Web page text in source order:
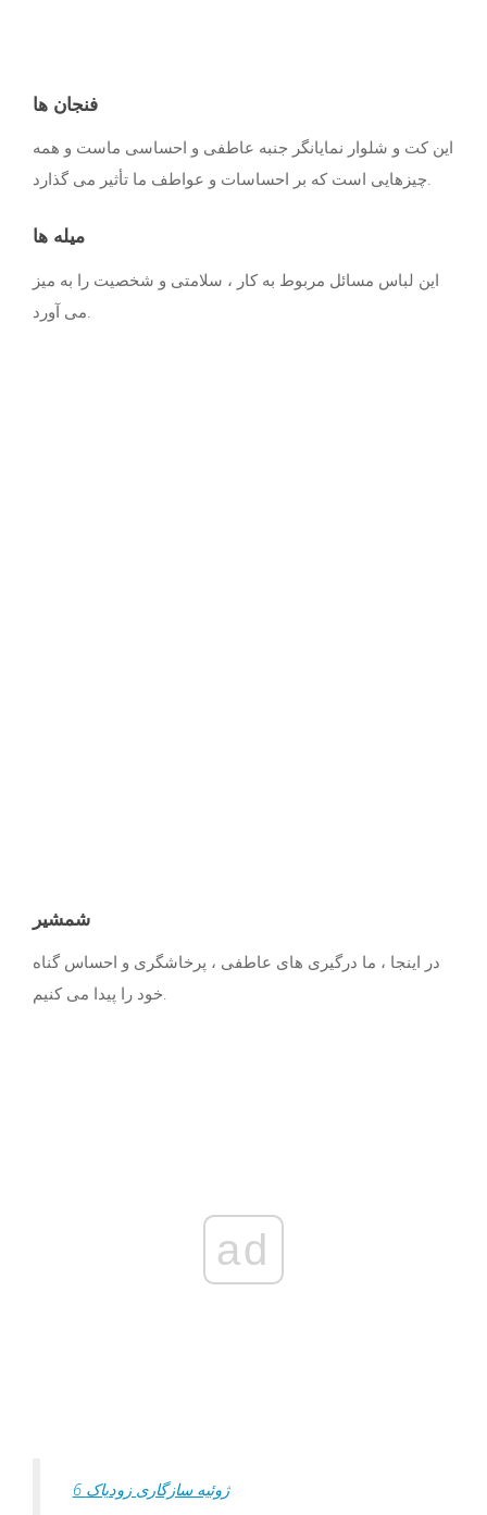
فنجان ها
این کت و شلوار نمایانگر جنبه عاطفی و احساسی ماست و همه
چیزهایی است که بر احساسات و عواطف ما تأثیر می گذارد.
میله ها
این لباس مسائل مربوط به کار ، سلامتی و شخصیت را به میز
شمشیر
در اینجا ، ما درگیری های عاطفی ، پرخاشگری و احساس گناه
خود را پیدا می کنیم.
ad
6 ژوئیه سازگاری زودیاک